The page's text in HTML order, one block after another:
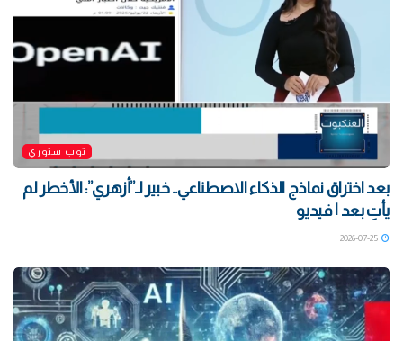
توب ستوري
بعد اختراق نماذج الذكاء الاصطناعي.. خبير لـ”أزهري”: الأخطر لم
يأتِ بعد | فيديو